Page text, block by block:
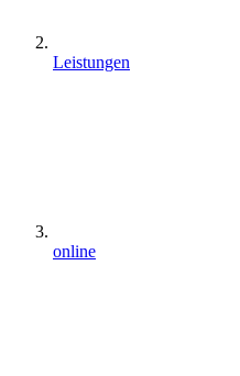
Leistungen
online